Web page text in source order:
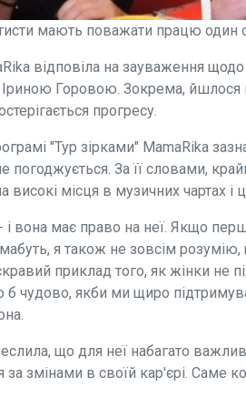
мають поважати працю один
відповіла на зауваження
Горовою. Зокрема, йшлося
прогресу.
"Тур зірками" MamaRika
погоджується. За її словами,
високі місця в музичних чартах і
вона має право на неї. Якщо
мабуть, я також не зовсім
приклад того, як жінки
б чудово, якби ми щиро
що для неї набагато
змінами в своїй кар'єрі. Саме